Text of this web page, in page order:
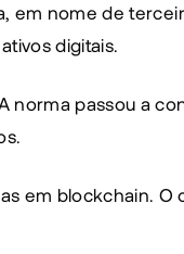
em nome de
digitais.
norma passou a
em blockchain. O